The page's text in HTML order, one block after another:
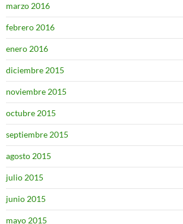
marzo 2016
febrero 2016
enero 2016
diciembre 2015
noviembre 2015
octubre 2015
septiembre 2015
agosto 2015
julio 2015
junio 2015
mayo 2015